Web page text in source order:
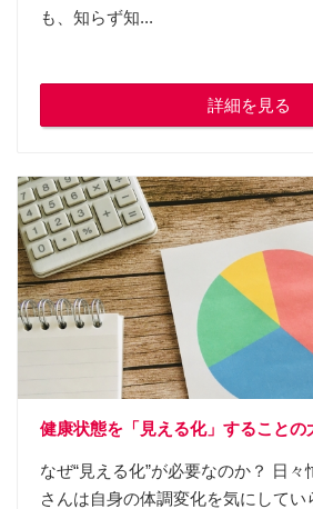
も、知らず知...
詳細を見る
健康状態を「見える化」することの
なぜ“見える化”が必要なのか？ 日
さんは自身の体調変化を気にしてい